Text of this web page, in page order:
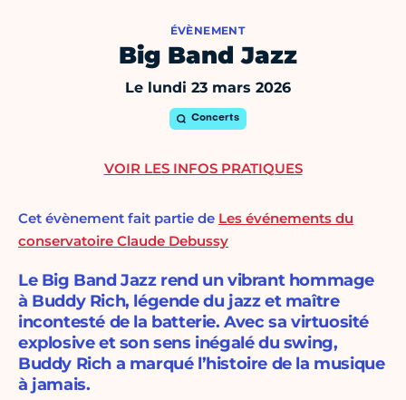
ÉVÈNEMENT
Big Band Jazz
Le lundi 23 mars 2026
Concerts
Cet évènement fait partie de Les événements du
conservatoire Claude Debussy
Le Big Band Jazz rend un vibrant hommage
à Buddy Rich, légende du jazz et maître
incontesté de la batterie. Avec sa virtuosité
explosive et son sens inégalé du swing,
Buddy Rich a marqué l’histoire de la musique
à jamais.
VOIR LES INFOS PRATIQUES